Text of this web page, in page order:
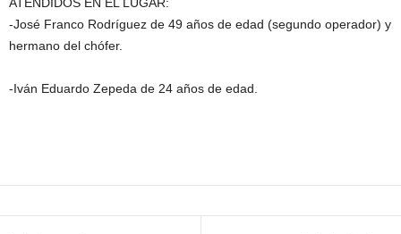
-José Franco Rodríguez de 49 años de edad (segundo operador) y
hermano del chófer.
-Iván Eduardo Zepeda de 24 años de edad.